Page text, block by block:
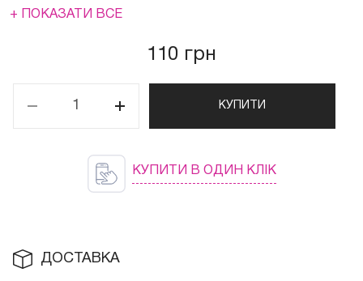
+ ПОКАЗАТИ ВСЕ
110 грн
КУПИТИ
КУПИТИ В ОДИН КЛІК
ДОСТАВКА